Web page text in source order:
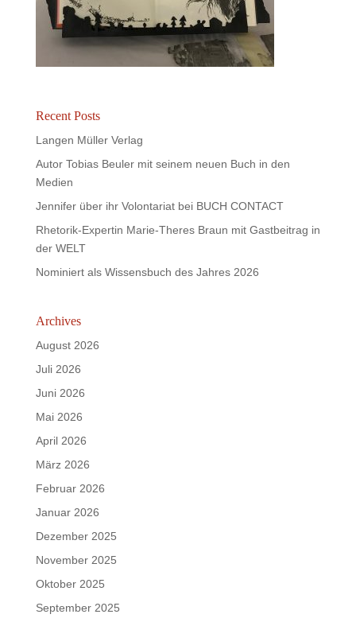
Recent Posts
Langen Müller Verlag
Autor Tobias Beuler mit seinem neuen Buch in den
Medien
Jennifer über ihr Volontariat bei BUCH CONTACT
Rhetorik-Expertin Marie-Theres Braun mit Gastbeitrag in
der WELT
Nominiert als Wissensbuch des Jahres 2026
Archives
August 2026
Juli 2026
Juni 2026
Mai 2026
April 2026
März 2026
Februar 2026
Januar 2026
Dezember 2025
November 2025
Oktober 2025
September 2025